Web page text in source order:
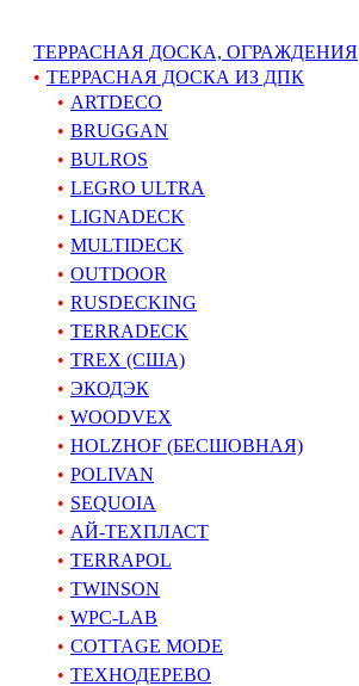
ТЕРРАСНАЯ ДОСКА, ОГРАЖДЕНИЯ
ТЕРРАСНАЯ ДОСКА ИЗ ДПК
ARTDECO
BRUGGAN
BULROS
LEGRO ULTRA
LIGNADECK
MULTIDECK
OUTDOOR
RUSDECKING
TERRADECK
TREX (США)
ЭКОДЭК
WOODVEX
HOLZHOF (БЕСШОВНАЯ)
POLIVAN
SEQUOIA
АЙ-ТЕХПЛАСТ
TERRAPOL
TWINSON
WPC-LAB
COTTAGE MODE
ТЕХНОДЕРЕВО